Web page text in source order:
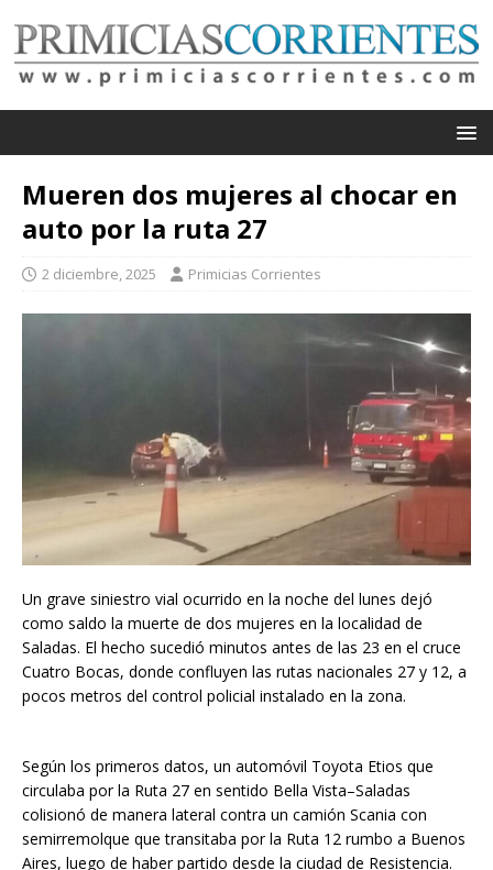
Mueren dos mujeres al chocar en
auto por la ruta 27
2 diciembre, 2025 Primicias Corrientes
Un grave siniestro vial ocurrido en la noche del lunes dejó
como saldo la muerte de dos mujeres en la localidad de
Saladas. El hecho sucedió minutos antes de las 23 en el cruce
Cuatro Bocas, donde confluyen las rutas nacionales 27 y 12, a
pocos metros del control policial instalado en la zona.
Según los primeros datos, un automóvil Toyota Etios que
circulaba por la Ruta 27 en sentido Bella Vista–Saladas
colisionó de manera lateral contra un camión Scania con
semirremolque que transitaba por la Ruta 12 rumbo a Buenos
Aires, luego de haber partido desde la ciudad de Resistencia.